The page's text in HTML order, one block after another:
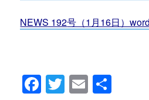
NEWS 192号（1月16日）word
F T E